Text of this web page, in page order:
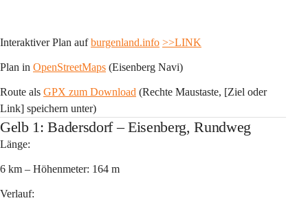
Interaktiver Plan auf burgenland.info >>LINK
Plan in OpenStreetMaps (Eisenberg Navi)
Route als GPX zum Download (Rechte Maustaste, [Ziel oder
Link] speichern unter)
Gelb 1: Badersdorf – Eisenberg, Rundweg
Länge:
6 km – Höhenmeter: 164 m
Verlauf: